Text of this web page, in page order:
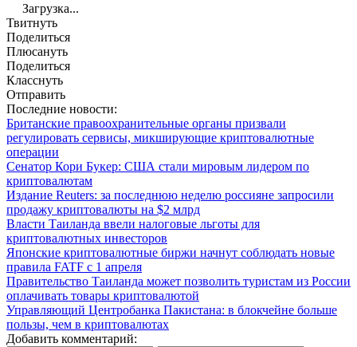
Загрузка...
Твитнуть
Поделиться
Плюсануть
Поделиться
Класснуть
Отправить
Последние новости:
Британские правоохранительные органы призвали
регулировать сервисы, микширующие криптовалютные
операции
Сенатор Кори Букер: США стали мировым лидером по
криптовалютам
Издание Reuters: за последнюю неделю россияне запросили
продажу криптовалюты на $2 млрд
Власти Таиланда ввели налоговые льготы для
криптовалютных инвесторов
Японские криптовалютные биржи начнут соблюдать новые
правила FATF с 1 апреля
Правительство Таиланда может позволить туристам из России
оплачивать товары криптовалютой
Управляющий Центробанка Пакистана: в блокчейне больше
пользы, чем в криптовалютах
Добавить комментарий: